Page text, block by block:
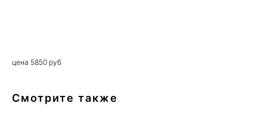
цена 5850 руб
Смотрите также